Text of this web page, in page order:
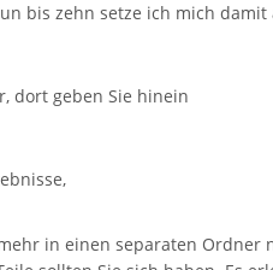
bis zehn setze ich mich
dort geben Sie hinein
in einen separaten